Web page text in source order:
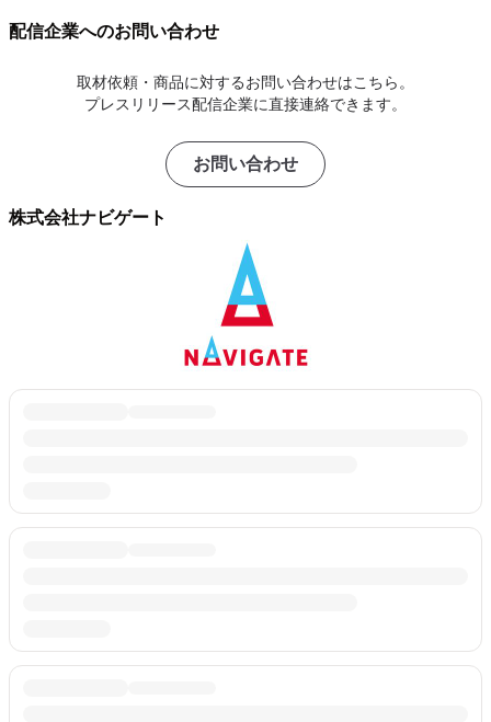
配信企業へのお問い合わせ
取材依頼・商品に対するお問い合わせはこちら。
プレスリリース配信企業に直接連絡できます。
お問い合わせ
株式会社ナビゲート